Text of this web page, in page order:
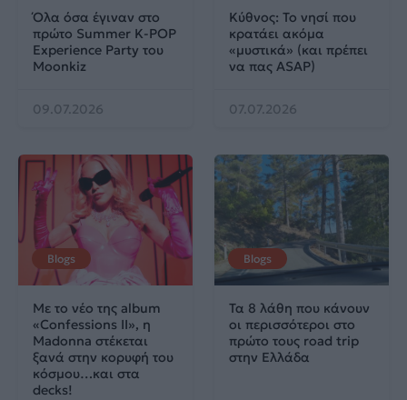
Όλα όσα έγιναν στο
πρώτο Summer K-POP
Experience Party του
Moonkiz
09.07.2026
Κύθνος: Το νησί που
κρατάει ακόμα
«μυστικά» (και πρέπει
να πας ASAP)
07.07.2026
Blogs
Με το νέο της album
«Confessions II», η
Madonna στέκεται
ξανά στην κορυφή του
κόσμου…και στα
decks!
Blogs
Τα 8 λάθη που κάνουν
οι περισσότεροι στο
πρώτο τους road trip
στην Ελλάδα